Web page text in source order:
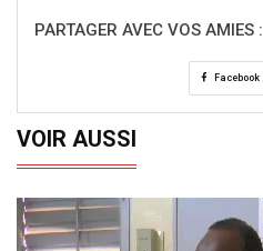
PARTAGER AVEC VOS AMIES :
Facebook
VOIR AUSSI